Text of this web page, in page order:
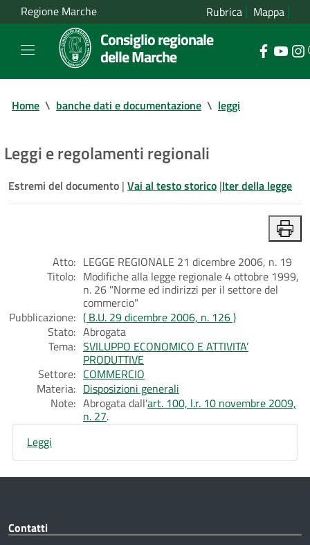
Regione Marche Rubrica Mappa
Consiglio regionale
delle Marche
Home \ banche dati e documentazione \ leggi
Leggi e regolamenti regionali
Estremi del documento | Vai al testo storico |Iter della legge
Atto: LEGGE REGIONALE 21 dicembre 2006, n. 19
Titolo: Modifiche alla legge regionale 4 ottobre 1999,
n. 26 "Norme ed indirizzi per il settore del
commercio"
Pubblicazione: ( B.U. 29 dicembre 2006, n. 126 )
Stato: Abrogata
Tema: SVILUPPO ECONOMICO E ATTIVITA’
PRODUTTIVE
Settore: COMMERCIO
Materia: Disposizioni generali
Note: Abrogata dall'art. 100, l.r. 10 novembre 2009,
n. 27.
Leggi
Contatti